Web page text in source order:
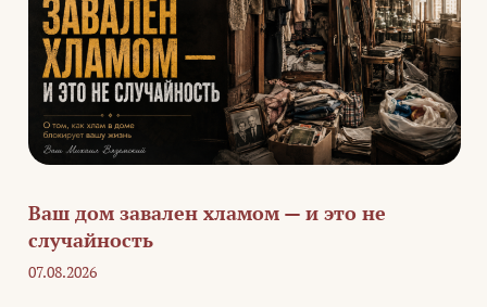
Ваш дом завален хламом — и это не
случайность
07.08.2026